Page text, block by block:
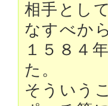
相手とし
なすべか
１５８４
た。
そういう